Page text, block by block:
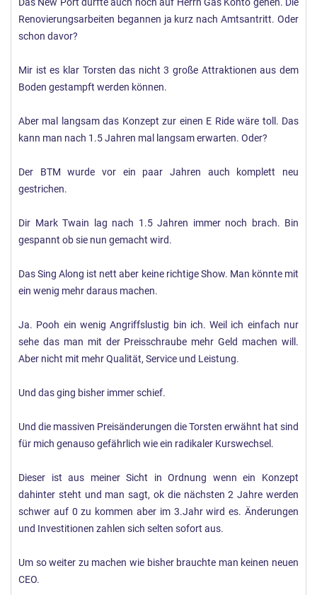
Es gibt immer noch kein vernünftiges Konzept wie das DLP
wirtschaftlich werden soll.
erhöht bis die Zahlen sinken.
So. Das war es erst mal meinerseits.
Wie denkt ihr?
D92
Das New Port dürfte auch noch auf Herrn Gas Konto gehen. Die
Renovierungsarbeiten begannen ja kurz nach Amtsantritt. Oder
schon davor?
Mir ist es klar Torsten das nicht 3 große Attraktionen aus dem
Boden gestampft werden können.
Aber mal langsam das Konzept zur einen E Ride wäre toll. Das
kann man nach 1.5 Jahren mal langsam erwarten. Oder?
Der BTM wurde vor ein paar Jahren auch komplett neu
gestrichen.
Dir Mark Twain lag nach 1.5 Jahren immer noch brach. Bin
gespannt ob sie nun gemacht wird.
Das Sing Along ist nett aber keine richtige Show. Man könnte mit
ein wenig mehr daraus machen.
Ja. Pooh ein wenig Angriffslustig bin ich. Weil ich einfach nur
sehe das man mit der Preisschraube mehr Geld machen will.
Aber nicht mit mehr Qualität, Service und Leistung.
Und das ging bisher immer schief.
Und die massiven Preisänderungen die Torsten erwähnt hat sind
für mich genauso gefährlich wie ein radikaler Kurswechsel.
Dieser ist aus meiner Sicht in Ordnung wenn ein Konzept
dahinter steht und man sagt, ok die nächsten 2 Jahre werden
schwer auf 0 zu kommen aber im 3.Jahr wird es. Änderungen
und Investitionen zahlen sich selten sofort aus.
Um so weiter zu machen wie bisher brauchte man keinen neuen
CEO.